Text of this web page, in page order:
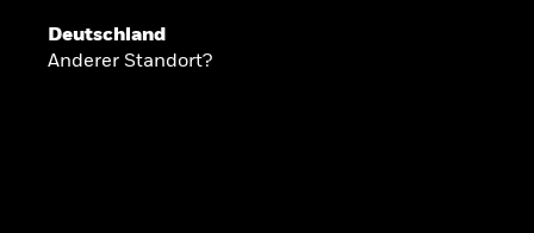
Deutschland
Anderer Standort?